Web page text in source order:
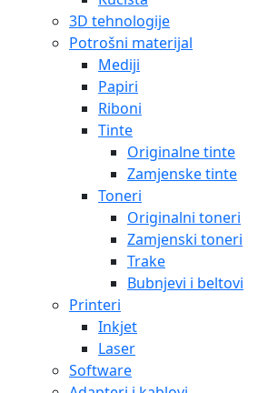
3D tehnologije
Potrošni materijal
Mediji
Papiri
Riboni
Tinte
Originalne tinte
Zamjenske tinte
Toneri
Originalni toneri
Zamjenski toneri
Trake
Bubnjevi i beltovi
Printeri
Inkjet
Laser
Software